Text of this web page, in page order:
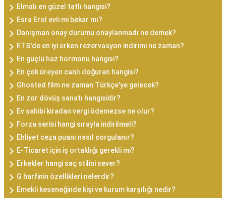
Elmalı en güzel tatlı hangisi?
Esra Erol evli mi bekar mı?
Danışman onay durumu onaylanmadı ne demek?
ETS'de en iyi erken rezervasyon indirimi ne zaman?
En güçlü haz hormonu hangisi?
En çok üreyen canlı doğuran hangisi?
Ghosted film ne zaman Türkçe'ye gelecek?
En zor dövüş sanatı hangisidir?
Ev sahibi kiradan vergi ödemezse ne olur?
Forza serisi hangi sırayla indirilmeli?
Ehliyet ceza puanı nasıl sorgulanır?
E-Ticaret için iş ortaklığı gerekli mi?
Erkekler hangi saç stilini sever?
G harfinin özellikleri nelerdir?
Emekli keseneğinde kişi ve kurum karşılığı nedir?